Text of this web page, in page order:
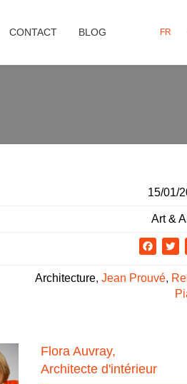
CONTACT BLOG FR
15/01/
Art &
Architecture, Jean Prouvé,
Flora Auvray,
Architecte d'intérieur